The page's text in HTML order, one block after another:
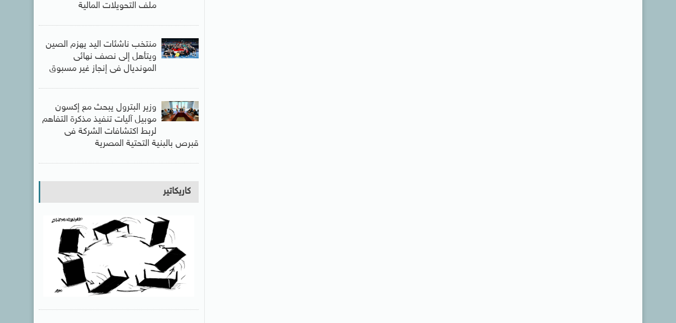
ملف التحويلات المالية
منتخب ناشئات اليد يهزم الصين
ويتأهل إلى نصف نهائى
المونديال فى إنجاز غير مسبوق
وزير البترول يبحث مع إكسون
موبيل آليات تنفيذ مذكرة التفاهم
لربط اكتشافات الشركة فى
قبرص بالبنية التحتية المصرية
كاريكاتير